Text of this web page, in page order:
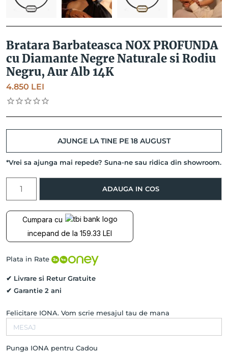
Bratara Barbateasca NOX PROFUNDA
cu Diamante Negre Naturale si Rodiu
Negru, Aur Alb 14K
4.850 LEI
AJUNGE LA TINE PE 18 AUGUST
*Vrei sa ajunga mai repede? Suna-ne sau ridica din showroom.
Bratara
Barbateasca
NOX
PROFUNDA
Negre
si
Rodiu
Aur
Alb
14K
ADAUGA IN COS
Cumpara cu
incepand de la 159.33 LEI
Plata in Rate
✔ Livrare si Retur Gratuite
✔ Garantie 2 ani
Felicitare IONA. Vom scrie mesajul tau de mana
Punga IONA pentru Cadou